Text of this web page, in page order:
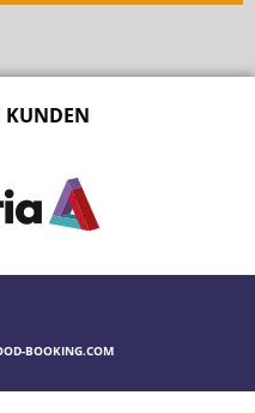
KUNDEN
BOOKING.COM